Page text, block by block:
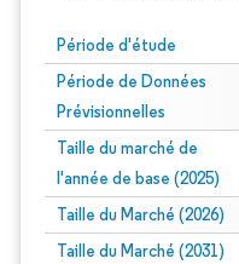
Période d'étude
Période de Données
Prévisionnelles
Taille du marché de
l'année de base (2025)
Taille du Marché (2026)
Taille du Marché (2031)